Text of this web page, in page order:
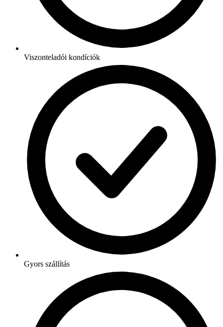
Viszonteladói kondíciók
Gyors szállítás